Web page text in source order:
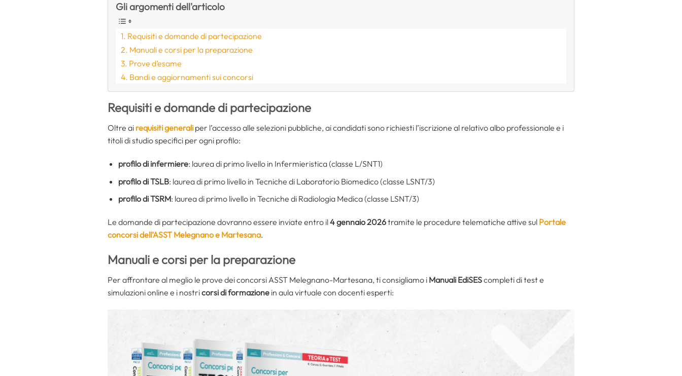
Gli argomenti dell'articolo
Requisiti e domande di partecipazione
Manuali e corsi per la preparazione
Prove d’esame
Bandi e aggiornamenti sui concorsi
Requisiti e domande di partecipazione
Oltre ai requisiti generali per l’accesso alle selezioni pubbliche, ai candidati sono richiesti l’iscrizione al relativo albo professionale e i
titoli di studio specifici per ogni profilo:
profilo di infermiere: laurea di primo livello in Infermieristica (classe L/SNT1)
profilo di TSLB: laurea di primo livello in Tecniche di Laboratorio Biomedico (classe LSNT/3)
profilo di TSRM: laurea di primo livello in Tecniche di Radiologia Medica (classe LSNT/3)
Le domande di partecipazione dovranno essere inviate entro il4 gennaio 2026tramite le procedure telematiche attive sul Portale
concorsi dell’ASST Melegnano e Martesana.
Manuali e corsi per la preparazione
Per affrontare al meglio le prove dei concorsi ASST Melegnano-Martesana, ti consigliamo i Manuali EdiSEScompleti di test e
simulazioni online e i nostricorsi di formazione in aula virtuale con docenti esperti: